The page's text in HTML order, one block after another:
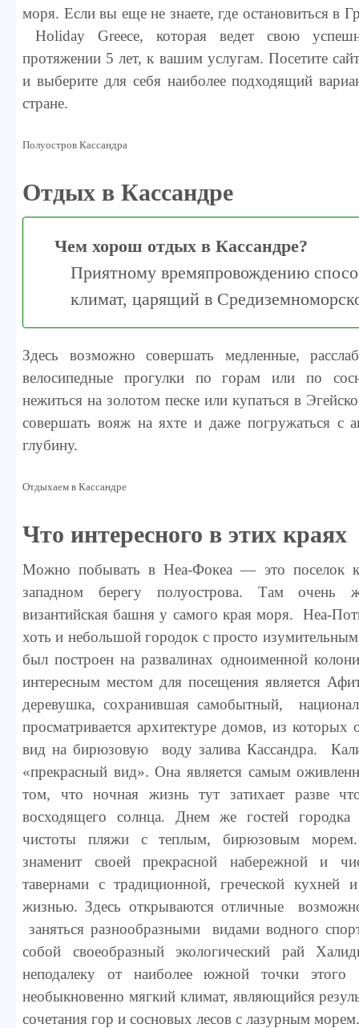
моря. Если вы еще не знаете, где остановиться в
Holiday Greece, которая ведет свою
протяжении 5 лет, к вашим услугам. Посетите
и выберите для себя наиболее подходящий
стране.
Полуостров Кассандра
Отдых в Кассандре
Чем хорош отдых в Кассандре?
Приятному времяпровождению
климат, царящий в
Здесь возможно совершать медленные,
велосипедные прогулки по горам или по
нежиться на золотом песке или купаться в
совершать вояж на яхте и даже погружаться с
глубину.
Отдыхаем в Кассандре
Что интересного в этих краях
Можно побывать в Неа-Фокеа — это поселок
западном берегу полуострова. Там очень
византийская башня у самого края моря. Неа-
хоть и небольшой городок с просто
был построен на развалинах одноименной
интересным местом для посещения является
деревушка, сохранившая самобытный,
просматривается архитектуре домов, из которых
вид на бирюзовую воду залива Кассандра.
«прекрасный вид». Она является самым
том, что ночная жизнь тут затихает разве
восходящего солнца. Днем же гостей
чистоты пляжи с теплым, бирюзовым
знаменит своей прекрасной набережной и
тавернами с традиционной, греческой кухней
жизнью. Здесь открываются отличные
заняться разнообразными видами водного
собой своеобразный экологический рай
неподалеку от наиболее южной точки этого
необыкновенно мягкий климат, являющийся
сочетания гор и сосновых лесов с лазурным